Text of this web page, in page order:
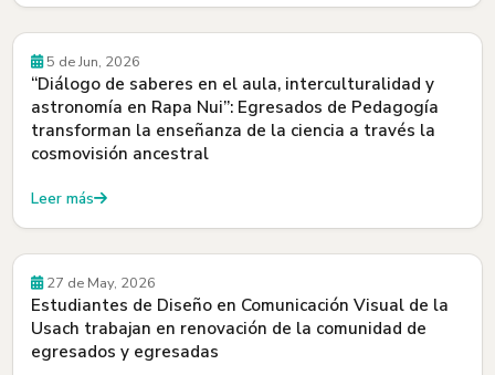
5 de Jun, 2026
“Diálogo de saberes en el aula, interculturalidad y
astronomía en Rapa Nui”: Egresados de Pedagogía
transforman la enseñanza de la ciencia a través la
cosmovisión ancestral
Leer más
27 de May, 2026
Estudiantes de Diseño en Comunicación Visual de la
Usach trabajan en renovación de la comunidad de
egresados y egresadas